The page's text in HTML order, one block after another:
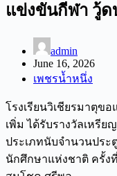
แข่งขันกีฬา วู้ด
admin
June 16, 2026
เพชรน้ำหนึ่ง
โรงเรียนวิเชียรมาตุข
เพิ่ม ได้รับรางวัลเหรี
ประเภทนับจำนวนปร
นักศึกษาแห่งชาติ ครั้ง